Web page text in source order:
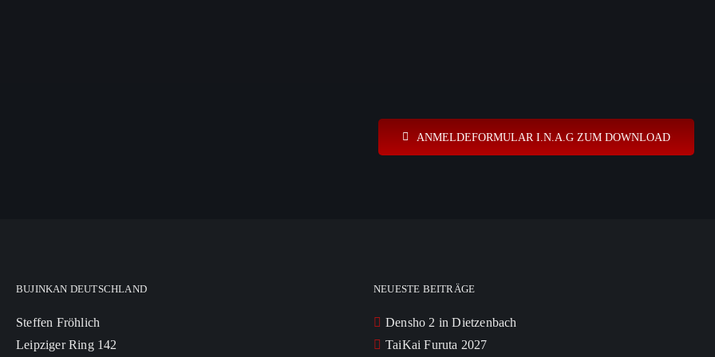
ANMELDEFORMULAR I.N.A.G ZUM DOWNLOAD
BUJINKAN DEUTSCHLAND
Steffen Fröhlich
Leipziger Ring 142
NEUESTE BEITRÄGE
Densho 2 in Dietzenbach
TaiKai Furuta 2027